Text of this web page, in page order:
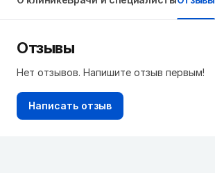
Отзывы
Нет отзывов. Напишите отзыв первым!
Написать отзыв